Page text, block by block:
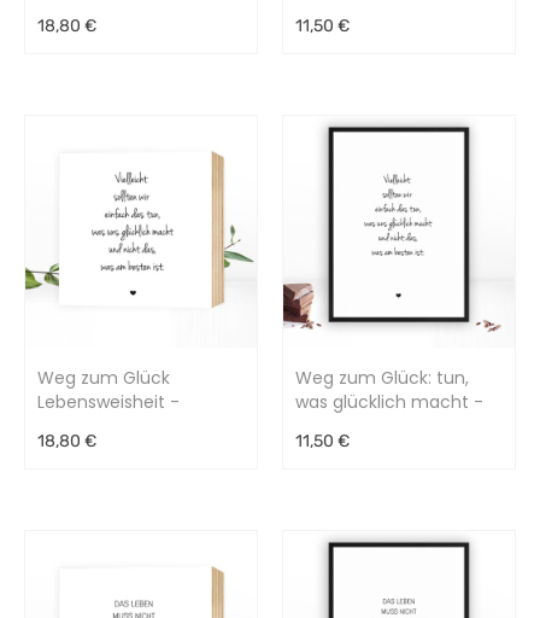
18,80 €
Kunstdruck
11,50 €
Weg zum Glück
Lebensweisheit -
15x15x2cm
18,80 €
Weg zum Glück: tun,
was glücklich macht -
11,50 €